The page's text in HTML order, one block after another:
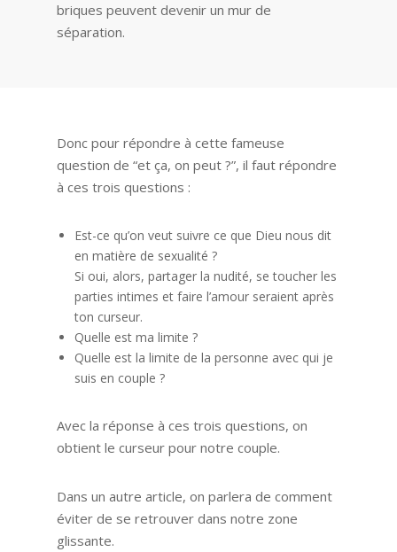
briques peuvent devenir un mur de
séparation.
Donc pour répondre à cette fameuse
question de “et ça, on peut ?”, il faut répondre
à ces trois questions :
Est-ce qu’on veut suivre ce que Dieu nous dit
en matière de sexualité ?
Si oui, alors, partager la nudité, se toucher les
parties intimes et faire l’amour seraient après
ton curseur.
Quelle est ma limite ?
Quelle est la limite de la personne avec qui je
suis en couple ?
Avec la réponse à ces trois questions, on
obtient le curseur pour notre couple.
Dans un autre article, on parlera de comment
éviter de se retrouver dans notre zone
glissante.